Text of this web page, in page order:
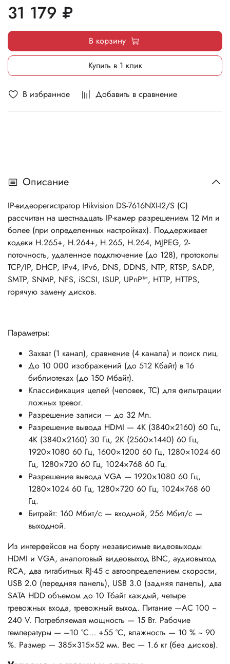
В избранное Добавить в сравнение
SMTP, SNMP, NFS, iSCSI, ISUP, UPnP™, HTTP, HTTPS,
горячую замену дисков.
31 179 ₽
В корзину
Купить в 1 клик
Описание
IP-видеорегистратор Hikvision DS-7616NXI-I2/S (C)
рассчитан на шестнадцать IP-камер разрешением 12 Мп и
более (при определенных настройках). Поддерживает
кодеки H.265+, H.264+, H.265, H.264, MJPEG, 2-
поточность, удаленное подключение (до 128), протоколы
TCP/IP, DHCP, IPv4, IPv6, DNS, DDNS, NTP, RTSP, SADP,
SMTP, SNMP, NFS, iSCSI, ISUP, UPnP™, HTTP, HTTPS,
горячую замену дисков.
Параметры:
Захват (1 канал), сравнение (4 канала) и поиск лиц.
До 10 000 изображений (до 512 Кбайт) в 16
библиотеках (до 150 Мбайт).
Классификация целей (человек, ТС) для фильтрации
ложных тревог.
Разрешение записи — до 32 Мп.
Разрешение вывода HDMI — 4K (3840×2160) 60 Гц,
4K (3840×2160) 30 Гц, 2K (2560×1440) 60 Гц,
1920×1080 60 Гц, 1600×1200 60 Гц, 1280×1024 60
Гц, 1280×720 60 Гц, 1024×768 60 Гц.
Разрешение вывода VGA — 1920×1080 60 Гц,
1280×1024 60 Гц, 1280×720 60 Гц, 1024×768 60
Гц.
Битрейт: 160 Мбит/с — входной, 256 Мбит/с —
выходной.
Из интерфейсов на борту независимые видеовыходы
HDMI и VGA, аналоговый видеовыход BNC, аудиовыход
RCA, два гигабитных RJ-45 с автоопределением скорости,
USB 2.0 (передняя панель), USB 3.0 (задняя панель), два
SATA HDD объемом до 10 Тбайт каждый, четыре
тревожных входа, тревожный выход. Питание —AC 100 ~
240 V. Потребляемая мощность — 15 Вт. Рабочие
температуры — –10 °C… +55 °C, влажность — 10 % ~ 90
%. Размер — 385×315×52 мм. Вес — 1.6 кг (без дисков).